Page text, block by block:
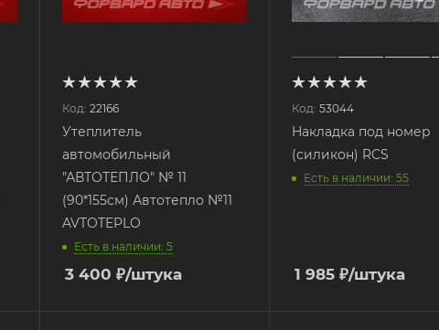
Код: 22166
Утеплитель
автомобильный
"АВТОТЕПЛО" № 11
(90*155см) Автотепло №11
AVTOTEPLO
Есть в наличии: 5
3 400 ₽/штука
Код: 53044
Накладка под номер
(силикон) RCS
Есть в наличии: 55
1 985 ₽/штука